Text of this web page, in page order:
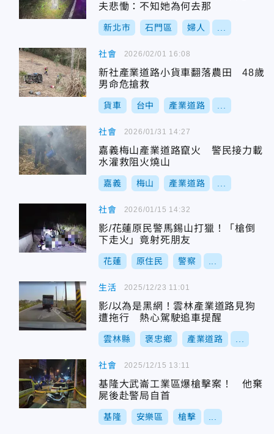
夫悲慟：不知她為何去那
新北市 石門區 婦人
社會
新社產業道路小貨車翻落農田 48歲
男命危搶救
貨車 台中 產業道路
2026/02/01 16:08
社會
嘉義梅山產業道路竄火 警民接力載
水灌救阻火燒山
嘉義 梅山 產業道路
2026/01/31 14:27
社會
影/花蓮原民警馬錫山打獵！「槍倒
下走火」竟射死朋友
花蓮 原住民 警察
2026/01/15 14:32
生活
影/以為是黑網！雲林產業道路見狗
遭拖行 熱心駕駛追車提醒
雲林縣 褒忠鄉 產業道路
2025/12/23 11:01
社會
基隆大武崙工業區爆槍擊案！ 他棄
屍後赴警局自首
基隆 安樂區 槍擊
2025/12/15 13:11